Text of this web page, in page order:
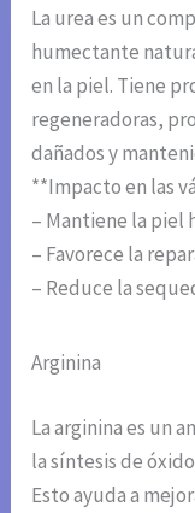
La urea es un
humectante
en la piel. Tiene
regeneradoras,
dañados y
**Impacto en las
– Mantiene la piel
– Favorece la
– Reduce la
Arginina
La arginina es un
la síntesis de
Esto ayuda a